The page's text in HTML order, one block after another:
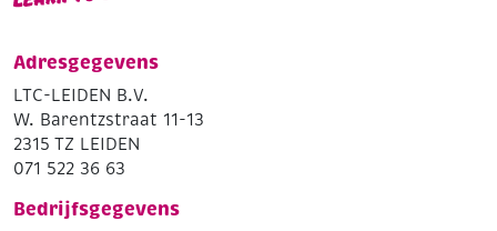
Adresgegevens
LTC-LEIDEN B.V.
W. Barentzstraat 11-13
2315 TZ LEIDEN
071 522 36 63
Bedrijfsgegevens